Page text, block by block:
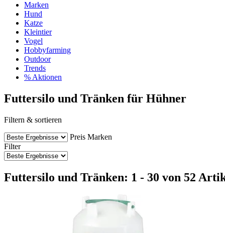
Marken
Hund
Katze
Kleintier
Vogel
Hobbyfarming
Outdoor
Trends
% Aktionen
Futtersilo und Tränken für Hühner
Filtern & sortieren
Preis Marken
Filter
Futtersilo und Tränken: 1 - 30 von 52